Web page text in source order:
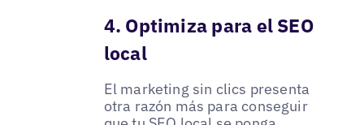
4. Optimiza para el SEO
local
El marketing sin clics presenta
otra razón más para conseguir